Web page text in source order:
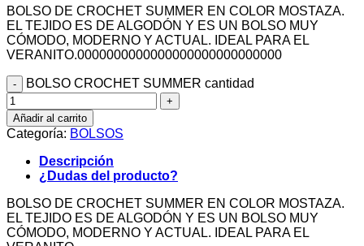
BOLSO DE CROCHET SUMMER EN COLOR MOSTAZA.
EL TEJIDO ES DE ALGODÓN Y ES UN BOLSO MUY
CÓMODO, MODERNO Y ACTUAL. IDEAL PARA EL
VERANITO.0000000000000000000000000000
BOLSO CROCHET SUMMER cantidad
Añadir al carrito
Categoría: BOLSOS
Descripción
¿Dudas del producto?
BOLSO DE CROCHET SUMMER EN COLOR MOSTAZA.
EL TEJIDO ES DE ALGODÓN Y ES UN BOLSO MUY
CÓMODO, MODERNO Y ACTUAL. IDEAL PARA EL